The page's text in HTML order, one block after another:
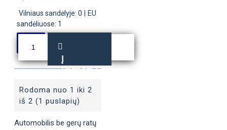
Vilniaus sandėlyje: 0
EU
sandėliuose: 1
Į
KREPŠELĮ
Rodoma nuo 1 iki 2
iš 2 (1 puslapių)
Automobilis be gerų ratų